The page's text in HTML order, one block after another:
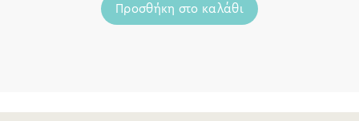
Προσθήκη στο καλάθι